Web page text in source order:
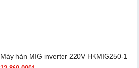
Máy hàn MIG inverter 220V HKMIG250-1